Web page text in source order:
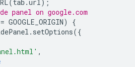
(tab .url);
panel on google.com
GOOGLE_ORIGIN)
{
. setOptions({
,